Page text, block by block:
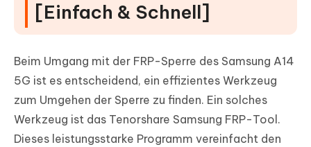
[Einfach & Schnell]
Beim Umgang mit der FRP-Sperre des Samsung A14
5G ist es entscheidend, ein effizientes Werkzeug
zum Umgehen der Sperre zu finden. Ein solches
Werkzeug ist das Tenorshare Samsung FRP-Tool.
Dieses leistungsstarke Programm vereinfacht den